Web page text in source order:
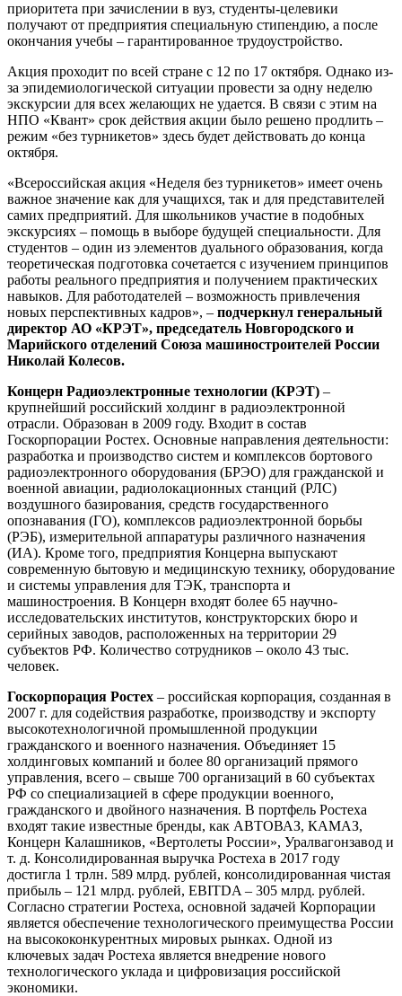
приоритета при зачислении в вуз, студенты-целевики
получают от предприятия специальную стипендию, а после
окончания учебы – гарантированное трудоустройство.
Акция проходит по всей стране с 12 по 17 октября. Однако из-
за эпидемиологической ситуации провести за одну неделю
экскурсии для всех желающих не удается. В связи с этим на
НПО «Квант» срок действия акции было решено продлить –
режим «без турникетов» здесь будет действовать до конца
октября.
«Всероссийская акция «Неделя без турникетов» имеет очень
важное значение как для учащихся, так и для представителей
самих предприятий. Для школьников участие в подобных
экскурсиях – помощь в выборе будущей специальности. Для
студентов – один из элементов дуального образования, когда
теоретическая подготовка сочетается с изучением принципов
работы реального предприятия и получением практических
навыков. Для работодателей – возможность привлечения
новых перспективных кадров», – подчеркнул генеральный
директор АО «КРЭТ», председатель Новгородского и
Марийского отделений Союза машиностроителей России
Николай Колесов.
Концерн Радиоэлектронные технологии (КРЭТ) –
крупнейший российский холдинг в радиоэлектронной
отрасли. Образован в 2009 году. Входит в состав
Госкорпорации Ростех. Основные направления деятельности:
разработка и производство систем и комплексов бортового
радиоэлектронного оборудования (БРЭО) для гражданской и
военной авиации, радиолокационных станций (РЛС)
воздушного базирования, средств государственного
опознавания (ГО), комплексов радиоэлектронной борьбы
(РЭБ), измерительной аппаратуры различного назначения
(ИА). Кроме того, предприятия Концерна выпускают
современную бытовую и медицинскую технику, оборудование
и системы управления для ТЭК, транспорта и
машиностроения. В Концерн входят более 65 научно-
исследовательских институтов, конструкторских бюро и
серийных заводов, расположенных на территории 29
субъектов РФ. Количество сотрудников – около 43 тыс.
человек.
Госкорпорация Ростех – российская корпорация, созданная в
2007 г. для содействия разработке, производству и экспорту
высокотехнологичной промышленной продукции
гражданского и военного назначения. Объединяет 15
холдинговых компаний и более 80 организаций прямого
управления, всего – свыше 700 организаций в 60 субъектах
РФ со специализацией в сфере продукции военного,
гражданского и двойного назначения. В портфель Ростеха
входят такие известные бренды, как АВТОВАЗ, КАМАЗ,
Концерн Калашников, «Вертолеты России», Уралвагонзавод и
т. д. Консолидированная выручка Ростеха в 2017 году
достигла 1 трлн. 589 млрд. рублей, консолидированная чистая
прибыль – 121 млрд. рублей, EBITDA – 305 млрд. рублей.
Согласно стратегии Ростеха, основной задачей Корпорации
является обеспечение технологического преимущества России
на высококонкурентных мировых рынках. Одной из
ключевых задач Ростеха является внедрение нового
технологического уклада и цифровизация российской
экономики.